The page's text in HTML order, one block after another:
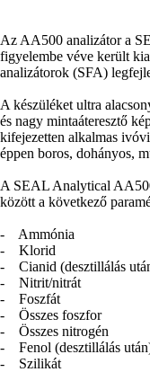
Az AA500 analizátor a
figyelembe véve került
analizátorok (SFA)
A készüléket ultra
és nagy mintaáteresztő
kifejezetten alkalmas
éppen boros, dohányos,
A SEAL Analytical
között a következő
- Ammónia
- Klorid
- Cianid (desztillálás
- Nitrit/nitrát
- Foszfát
- Összes foszfor
- Összes nitrogén
- Fenol (desztillálás
- Szilikát